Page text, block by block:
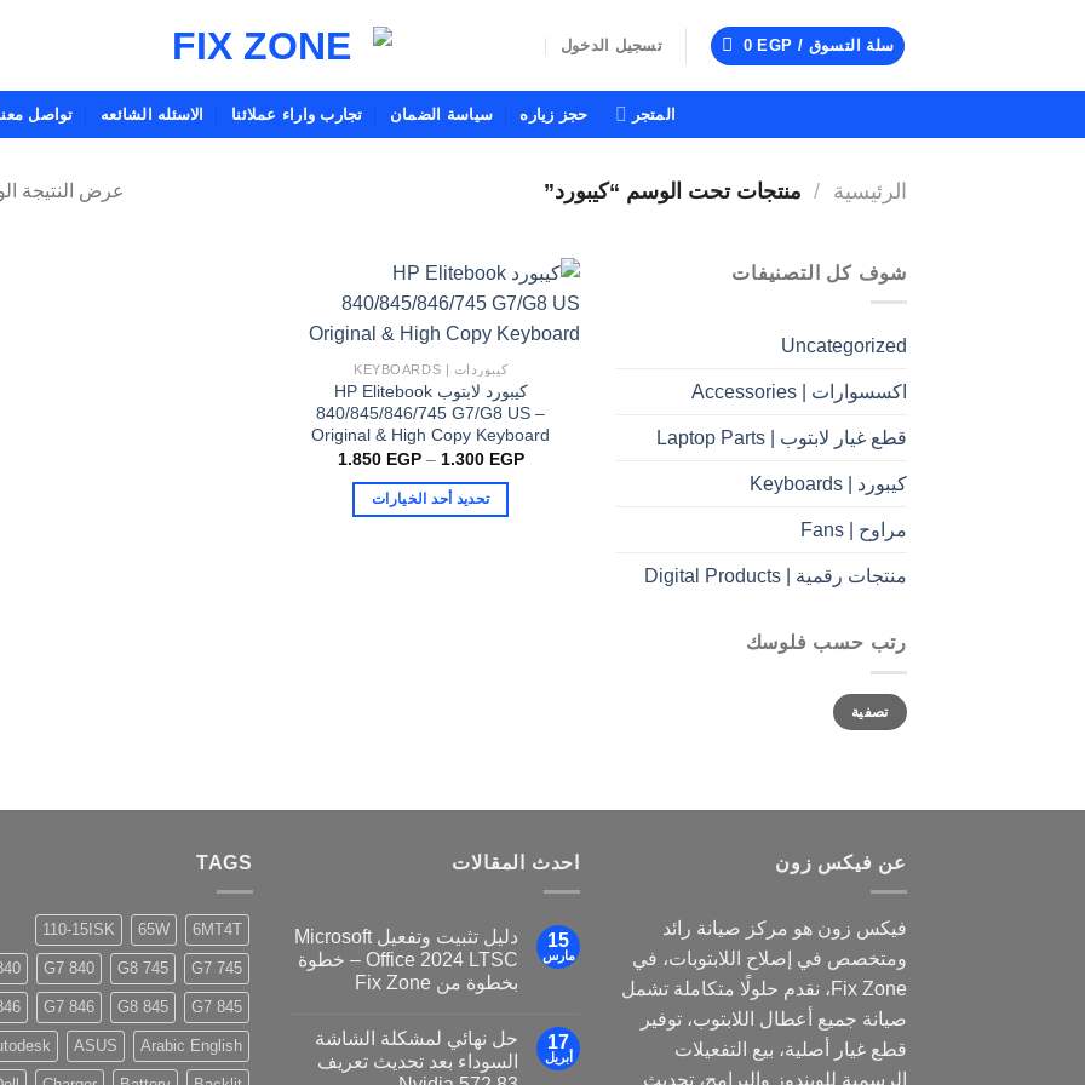
سلة التسوق / 0EGP تسجيل الدخول
المتجر حجز زياره سياسة الضمان تجارب واراء عملائنا الاسئله الشائعه تواصل
الرئيسية / منتجات تحت الوسم “كيبورد” عرض النتيجة
شوف كل التصنيفات
Uncategorized
اكسسوارات | Accessories
قطع غيار لابتوب | Laptop Parts
كيبورد | Keyboards
مراوح | Fans
منتجات رقمية | Digital Products
رتب حسب فلوسك
أدنى
سعر
أعلى
سعرتصفية
كيبوردات | KEYBOARDS
كيبورد لابتوب HP Elitebook
840/845/846/745 G7/G8 US –
Original & High Copy Keyboard
1.300 EGP
–
1.850 EGP
تحديد أحد الخيارات
على
عن فيكس زون
فيكس زون هو مركز صيانة رائد
ومتخصص في إصلاح اللابتوبات، في
Fix Zone، نقدم حلولًا متكاملة تشمل
صيانة جميع أعطال اللابتوب، توفير
قطع غيار أصلية، بيع التفعيلات
الرسمية للويندوز والبرامج، تحديث
احدث المقالات
15
مارس
دليل تثبيت وتفعيل Microsoft
Office 2024 LTSC – خطوة
بخطوة من Fix Zone
17
أبريل
حل نهائي لمشكلة الشاشة
السوداء بعد تحديث تعريف
TAGS
6MT4T
65W
110-15ISK
745 G7
745 G8
840 G7
G8
845 G7
845 G8
846 G7
G8
Arabic English
ASUS